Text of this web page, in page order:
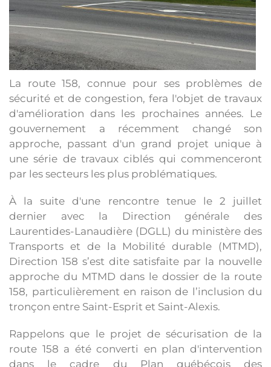
La route 158, connue pour ses problèmes de
sécurité et de congestion, fera l'objet de travaux
d'amélioration dans les prochaines années. Le
gouvernement a récemment changé son
approche, passant d'un grand projet unique à
une série de travaux ciblés qui commenceront
par les secteurs les plus problématiques.
À la suite d'une rencontre tenue le 2 juillet
dernier avec la Direction générale des
Laurentides-Lanaudière (DGLL) du ministère des
Transports et de la Mobilité durable (MTMD),
Direction 158 s’est dite satisfaite par la nouvelle
approche du MTMD dans le dossier de la route
158, particulièrement en raison de l’inclusion du
tronçon entre Saint-Esprit et Saint-Alexis.
Rappelons que le projet de sécurisation de la
route 158 a été converti en plan d'intervention
dans le cadre du Plan québécois des